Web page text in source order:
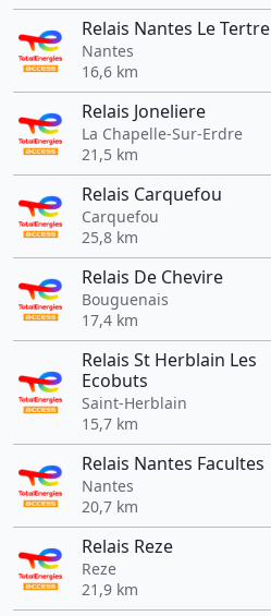
Relais Nantes Le Tertre
Nantes
16,6 km
Relais Joneliere
La Chapelle-Sur-Erdre
21,5 km
Relais Carquefou
Carquefou
25,8 km
Relais De Chevire
Bouguenais
17,4 km
Relais St Herblain Les
Ecobuts
Saint-Herblain
15,7 km
Relais Nantes Facultes
Nantes
20,7 km
Relais Reze
Reze
21,9 km